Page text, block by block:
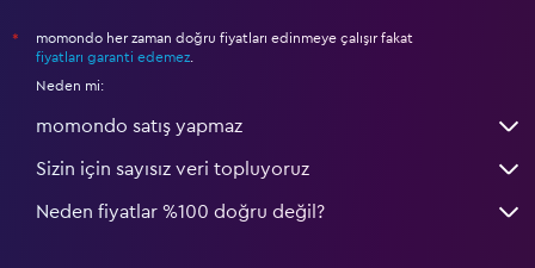
*
momondo her zaman doğru fiyatları edinmeye çalışır fakat
fiyatları garanti edemez
Neden mi:
momondo satış yapmaz
Sizin için sayısız veri topluyoruz
Neden fiyatlar %100 doğru değil?